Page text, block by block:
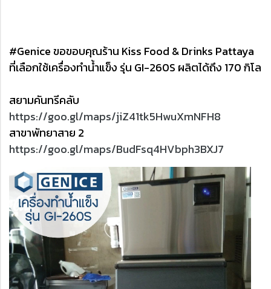
#Genice ขอขอบคุณร้าน Kiss Food & Drinks Pattaya
ที่เลือกใช้เครื่องทำน้ำแข็ง รุ่น GI-260S ผลิตได้ถึง 170 กิโล
สยามคันทรีคลับ
https://goo.gl/maps/jiZ41tk5HwuXmNFH8
สาขาพัทยาสาย 2
https://goo.gl/maps/BudFsq4HVbph3BXJ7